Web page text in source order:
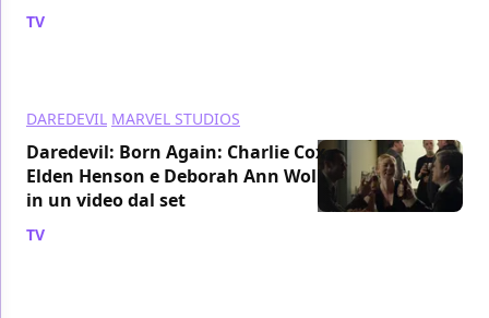
TV
DAREDEVIL MARVEL STUDIOS
Daredevil: Born Again: Charlie Cox,
Elden Henson e Deborah Ann Woll
in un video dal set
TV